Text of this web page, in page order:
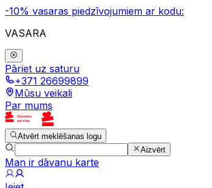
-10% vasaras piedzīvojumiem ar kodu:
VASARA
Pāriet uz saturu
+371 26699899
Mūsu veikali
Par mums
Atvērt meklēšanas logu
Aizvērt
Man ir dāvanu karte